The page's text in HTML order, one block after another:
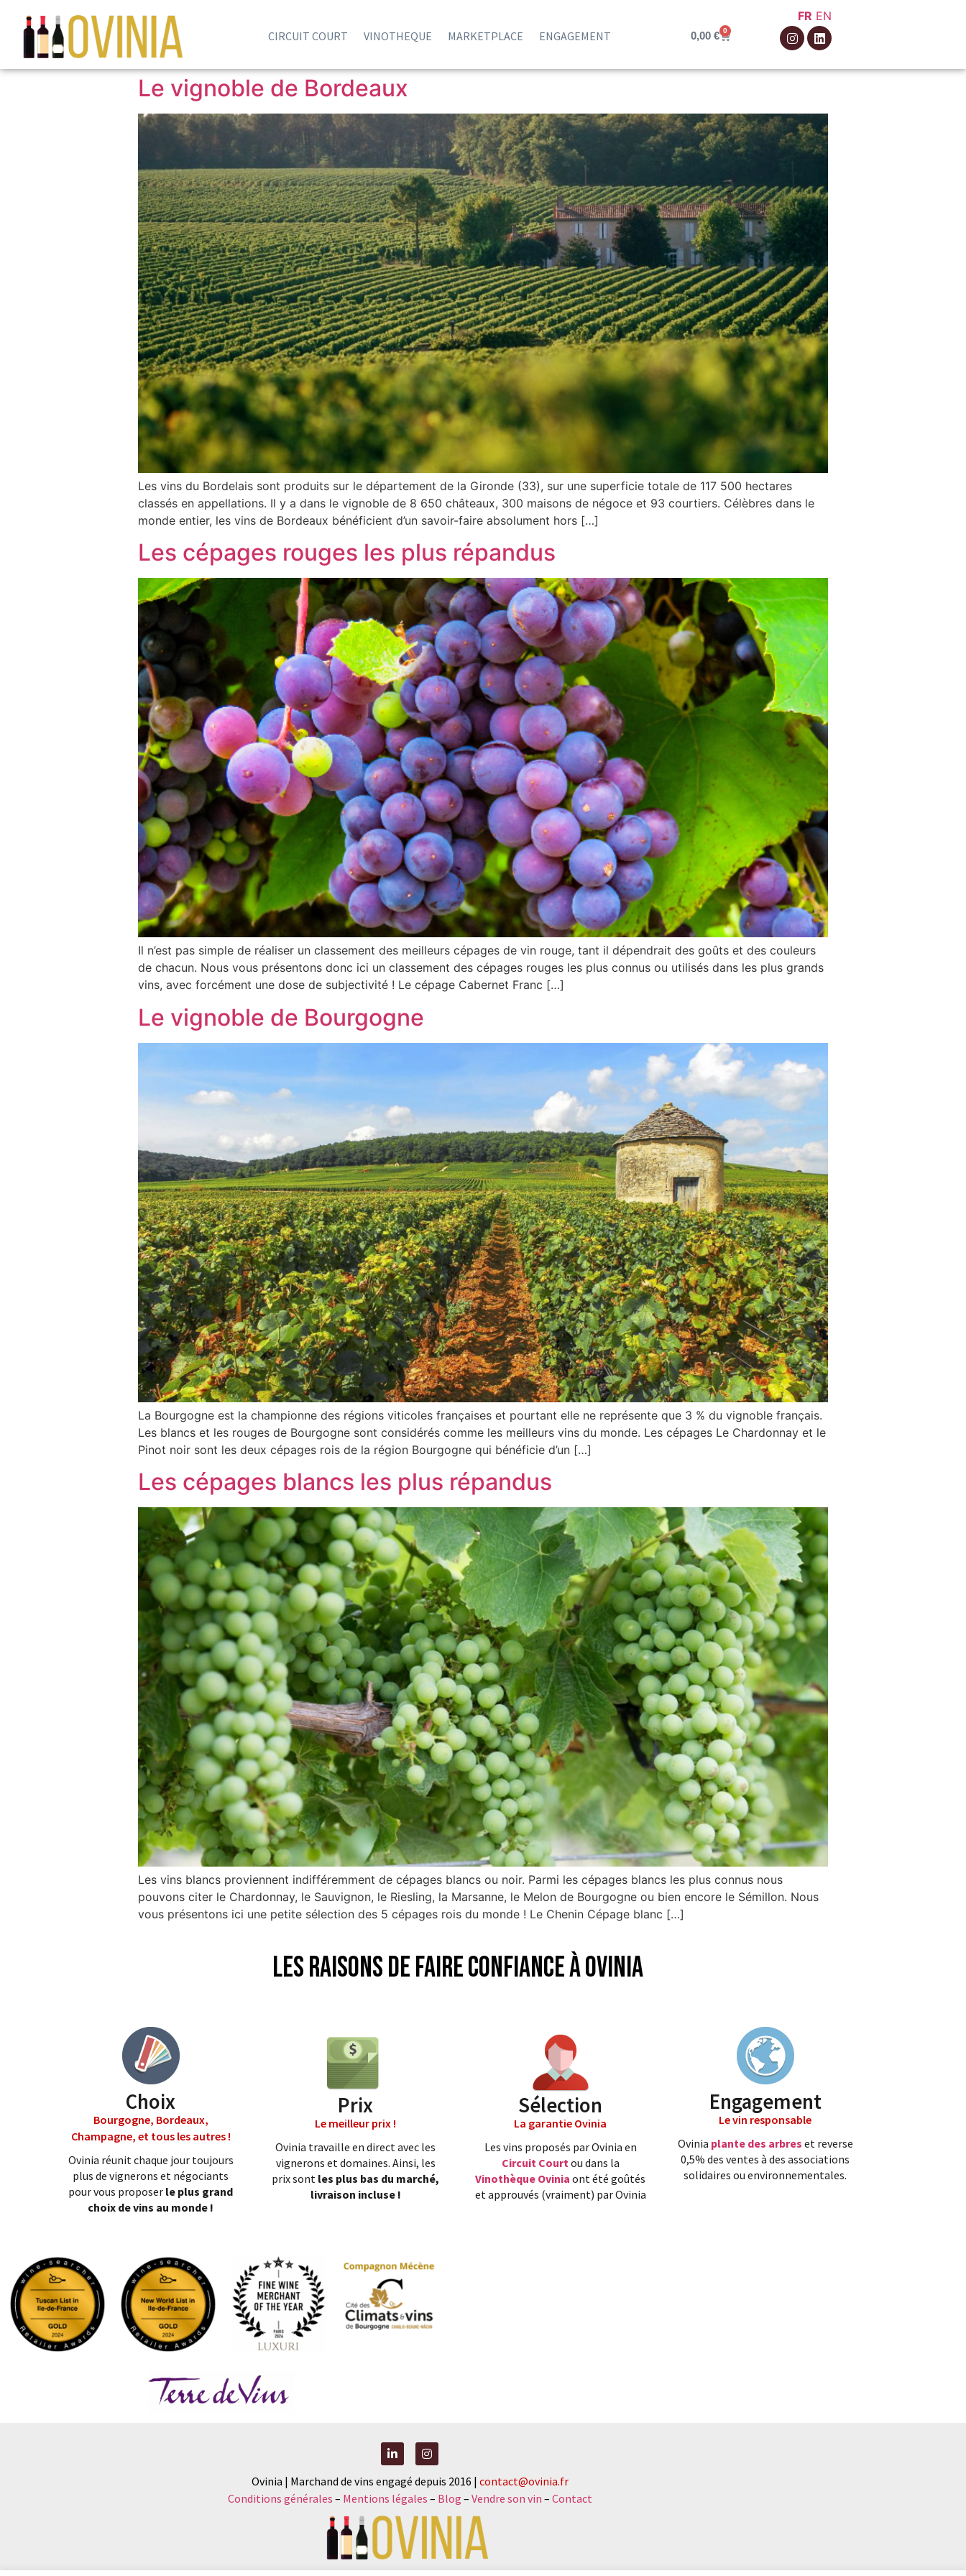
CIRCUIT COURT VINOTHEQUE MARKETPLACE ENGAGEMENT 0,00€ 0
FR EN
Le vignoble de Bordeaux
Les vins du Bordelais sont produits sur le département de la Gironde (33), sur une superficie totale de 117 500 hectares
classés en appellations. Il y a dans le vignoble de 8 650 châteaux, 300 maisons de négoce et 93 courtiers. Célèbres dans le
monde entier, les vins de Bordeaux bénéficient d’un savoir-faire absolument hors […]
Les cépages rouges les plus répandus
Il n’est pas simple de réaliser un classement des meilleurs cépages de vin rouge, tant il dépendrait des goûts et des couleurs
de chacun. Nous vous présentons donc ici un classement des cépages rouges les plus connus ou utilisés dans les plus grands
vins, avec forcément une dose de subjectivité ! Le cépage Cabernet Franc […]
Le vignoble de Bourgogne
La Bourgogne est la championne des régions viticoles françaises et pourtant elle ne représente que 3 % du vignoble français.
Les blancs et les rouges de Bourgogne sont considérés comme les meilleurs vins du monde. Les cépages Le Chardonnay et le
Pinot noir sont les deux cépages rois de la région Bourgogne qui bénéficie d’un […]
​Les cépages blancs les plus répandus
Les vins blancs proviennent indifféremment de cépages blancs ou noir. Parmi les cépages blancs les plus connus nous
pouvons citer le Chardonnay, le Sauvignon, le Riesling, la Marsanne, le Melon de Bourgogne ou bien encore le Sémillon. Nous
vous présentons ici une petite sélection des 5 cépages rois du monde ! Le Chenin Cépage blanc […]
Les raisons de faire confiance à Ovinia
Choix
Bourgogne, Bordeaux,
Champagne, et tous les autres !
Ovinia réunit chaque jour toujours
plus de vignerons et négociants
pour vous proposer le plus grand
choix de vins au monde !
Prix
Le meilleur prix !
Ovinia travaille en direct avec les
vignerons et domaines. Ainsi, les
prix sont les plus bas du marché,
livraison incluse !
Sélection
La garantie Ovinia
Les vins proposés par Ovinia en
Circuit Court ou dans la
Vinothèque Ovinia ont été goûtés
et approuvés (vraiment) par Ovinia
Engagement
Le vin responsable
Ovinia plante des arbres et reverse
0,5% des ventes à des associations
solidaires ou environnementales.
Ovinia | Marchand de vins engagé depuis 2016 | contact@ovinia.fr
Conditions générales – Mentions légales – Blog – Vendre son vin – Contact